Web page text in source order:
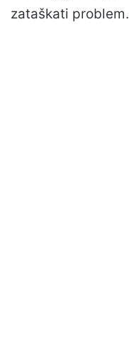
zataškati problem.